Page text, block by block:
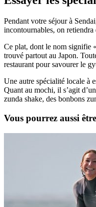
Pendant votre séjour à
incontournables, on
Ce plat, dont le nom signifie
trouvé partout au Japon.
restaurant pour savourer le
Une autre spécialité locale à
Quant au mochi, il s’agit
zunda shake, des bonbons
Vous pourrez aussi